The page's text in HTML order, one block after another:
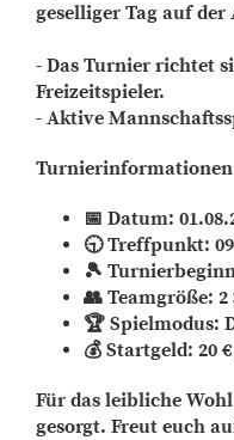
geselliger Tag auf
- Das Turnier richtet
Freizeitspieler.
- Aktive
Turnierinformationen
📅 Datum:
🕤Treffpunkt:
🎾
👥 Teamgröße:
🏆 Spielmodus:
💰 Startgeld: 20
Für das leibliche
gesorgt. Freut euch